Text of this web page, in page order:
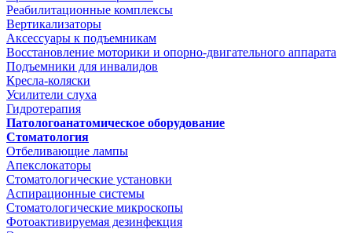
Реабилитационные комплексы
Вертикализаторы
Аксессуары к подъемникам
Восстановление моторики и опорно-двигательного аппарата
Подъемники для инвалидов
Кресла-коляски
Усилители слуха
Гидротерапия
Патологоанатомическое оборудование
Стоматология
Отбеливающие лампы
Апекслокаторы
Стоматологические установки
Аспирационные системы
Стоматологические микроскопы
Фотоактивируемая дезинфекция